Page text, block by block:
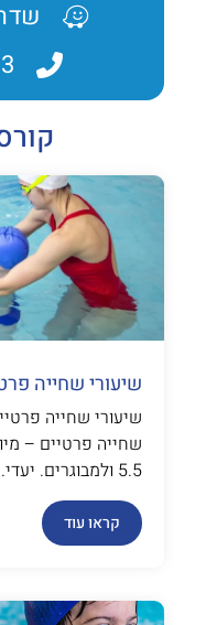
שיעורי שחייה
שיעורי שחייה
שחייה פרטיים –
5.5 ולמבוגרים. יעדי...
קראו עוד